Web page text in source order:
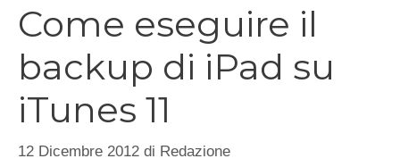
Come eseguire il
backup di iPad su
iTunes 11
12 Dicembre 2012 di Redazione